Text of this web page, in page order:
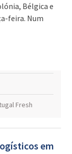
Bélgica e
feira. Num
Fresh
em